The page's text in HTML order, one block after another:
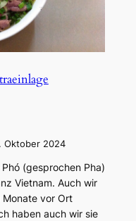
Oktober 2024
(gesprochen Pha)
Vietnam. Auch wir
Monate vor Ort
haben auch wir sie